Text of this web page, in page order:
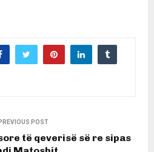
PREVIOUS POST
të qeverisë së re sipas